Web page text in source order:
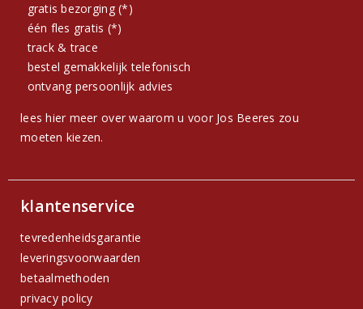
gratis bezorging (*)
één fles gratis (*)
track & trace
bestel gemakkelijk telefonisch
ontvang persoonlijk advies
lees hier meer over waarom u voor Jos Beeres zou
moeten kiezen.
klantenservice
tevredenheidsgarantie
leveringsvoorwaarden
betaalmethoden
privacy policy